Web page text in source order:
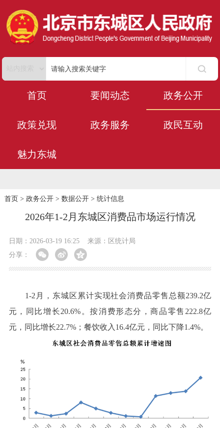
首页 要闻动态 政务公开
政策兑现 政务服务 政民互动
魅力东城
首页 > 政务公开> 数据公开> 统计信息
2026年1-2月东城区消费品市场运行情况
日期：2026-03-19 16:25
来源：区统计局
分享：
1-2月，东城区累计实现社会消费品零售总额239.2亿
元，同比增长20.6%。按消费形态分，商品零售222.8亿
元，同比增长22.7%；餐饮收入16.4亿元，同比下降1.4%。